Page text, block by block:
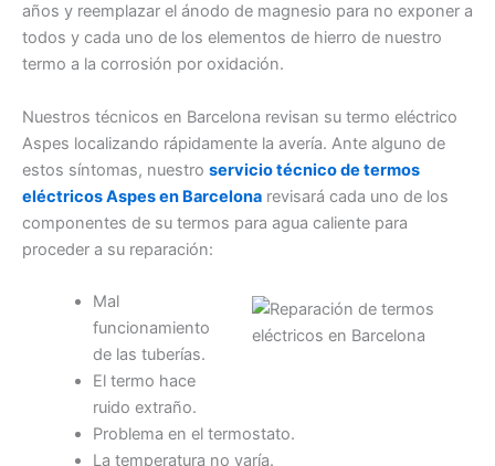
años y reemplazar el ánodo de magnesio para no exponer a
todos y cada uno de los elementos de hierro de nuestro
termo a la corrosión por oxidación.
Nuestros técnicos en Barcelona revisan su termo eléctrico
Aspes localizando rápidamente la avería. Ante alguno de
estos síntomas, nuestro servicio técnico de termos
eléctricos Aspes en Barcelona revisará cada uno de los
componentes de su termos para agua caliente para
proceder a su reparación:
Mal
funcionamiento
de las tuberías.
El termo hace
ruido extraño.
Problema en el termostato.
La temperatura no varía.